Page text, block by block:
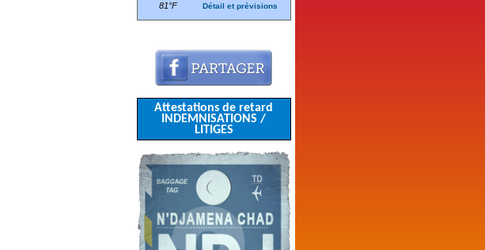
81°F Détail et prévisions
Attestations de retard
INDEMNISATIONS /
LITIGES